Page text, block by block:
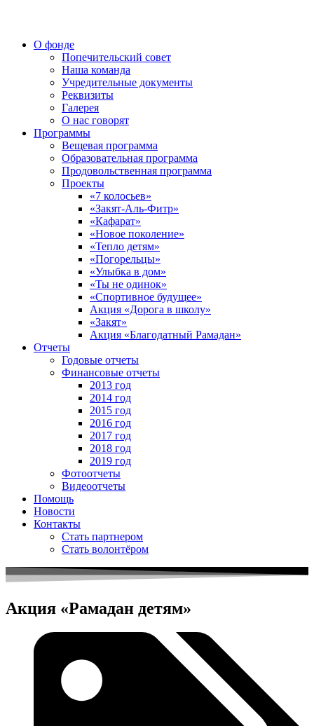
О фонде
Попечительский совет
Наша команда
Учредительные документы
Реквизиты
Галерея
О нас говорят
Программы
Вещевая программа
Образовательная программа
Продовольственная программа
Проекты
«7 колосьев»
«Закят-Аль-Фитр»
«Кафарат»
«Новое поколение»
«Тепло детям»
«Погорельцы»
«Улыбка в дом»
«Ты не одинок»
«Спортивное будущее»
Акция «Дорога в школу»
«Закят»
Акция «Благодатный Рамадан»
Отчеты
Годовые отчеты
Финансовые отчеты
2013 год
2014 год
2015 год
2016 год
2017 год
2018 год
2019 год
Фотоотчеты
Видеоотчеты
Помощь
Новости
Контакты
Стать партнером
Стать волонтёром
Акция «Рамадан детям»